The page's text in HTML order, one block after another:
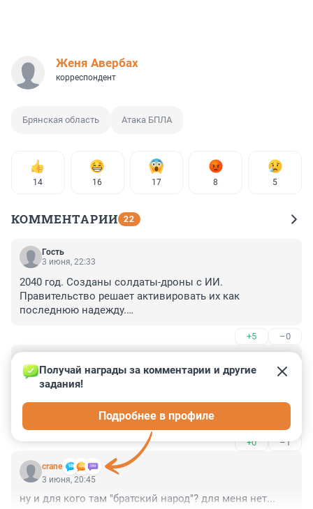
Женя Авербах
корреспондент
Брянская область Атака БПЛА
14 16 17 8 5
КОММЕНТАРИИ 22
Гость
3 июня, 22:33
2040 год. Созданы солдаты-дроны с ИИ.
Правительство решает активировать их как
последнюю надежду.
+5 –0
3 июня, 21:54
Непонятно что им мешает отправвиить свои дроны в
ответ?
Или боятся что их же власти и посадят за оправку без
приказа?
+0 –1
crane
Получай награды за комментарии и другие
задания!
Подробнее в профиле
3 июня, 20:45
ну и для кого там "братский народ"? для меня нет...